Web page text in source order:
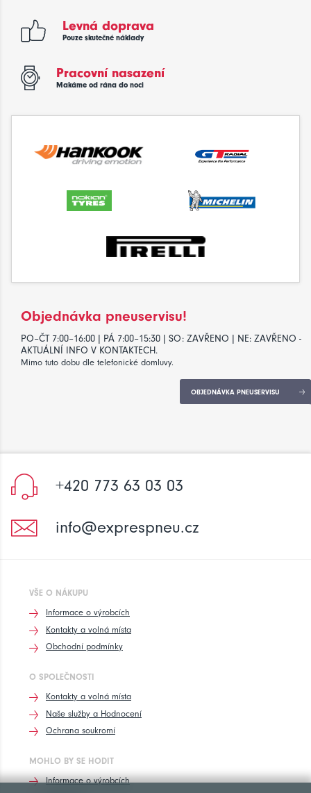
Levná doprava
Pouze skutečné náklady
Pracovní nasazení
Makáme od rána do noci
Objednávka pneuservisu!
PO–ČT 7:00–16:00 | PÁ 7:00–15:30 | SO: ZAVŘENO | NE: ZAVŘENO -
AKTUÁLNÍ INFO V KONTAKTECH.
Mimo tuto dobu dle telefonické domluvy.
OBJEDNÁVKA PNEUSERVISU
+420 773 63 03 03
info@exprespneu.cz
VŠE O NÁKUPU
Informace o výrobcích
Kontakty a volná místa
Obchodní podmínky
O SPOLEČNOSTI
Kontakty a volná místa
Naše služby a Hodnocení
Ochrana soukromí
MOHLO BY SE HODIT
Informace o výrobcích